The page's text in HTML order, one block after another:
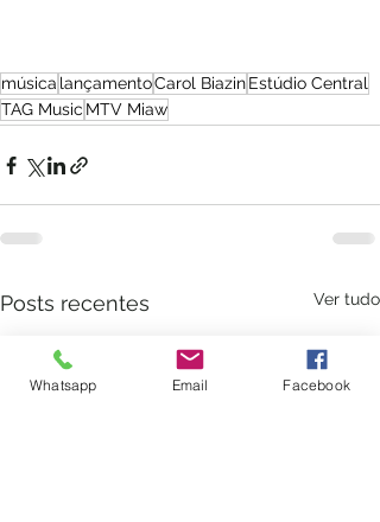
música lançamentoCarol BiazinEstúdio Central
TAG Music MTV Miaw
Posts recentes Ver tudo
Whatsapp Email Facebook